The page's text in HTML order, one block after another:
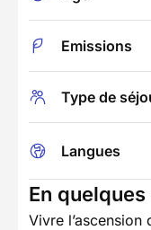
Emissions
Type de
Langues
En
Vivre l’ascension